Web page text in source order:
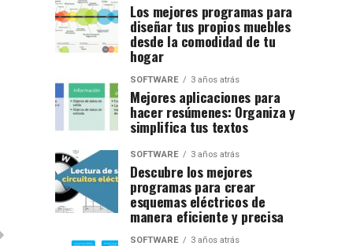
Los mejores programas para
diseñar tus propios muebles
desde la comodidad de tu
hogar
SOFTWARE 3 años atrás
Mejores aplicaciones para
hacer resúmenes: Organiza y
simplifica tus textos
SOFTWARE 3 años atrás
Descubre los mejores
programas para crear
esquemas eléctricos de
manera eficiente y precisa
SOFTWARE 3 años atrás